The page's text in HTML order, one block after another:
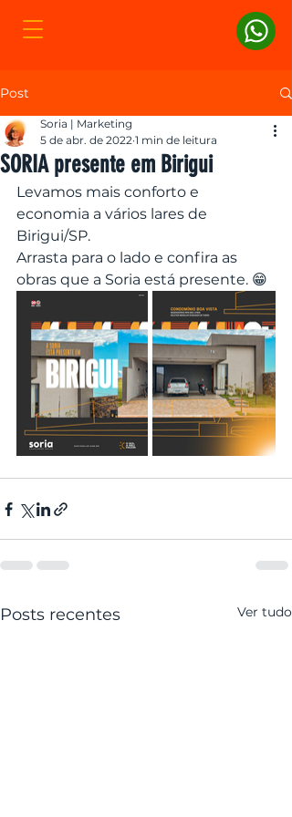
Post
SORIA presente em Birigui
Soria | Marketing
5 de abr. de 2022 1 min de leitura
Levamos mais conforto e
economia a vários lares de
Birigui/SP.
Arrasta para o lado e confira as
obras que a Soria está presente. 😁
Posts recentes Ver tudo